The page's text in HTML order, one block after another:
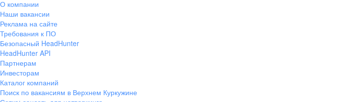
О компании
Наши вакансии
Реклама на сайте
Требования к ПО
Безопасный HeadHunter
HeadHunter API
Партнерам
Инвесторам
Каталог компаний
Поиск по вакансиям в Верхнем Куркужине